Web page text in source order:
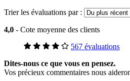
Trier les évaluations par :
4,0 - Cote moyenne des clients
567 évaluations
Dites-nous ce que vous en pensez.
Vos précieux commentaires nous